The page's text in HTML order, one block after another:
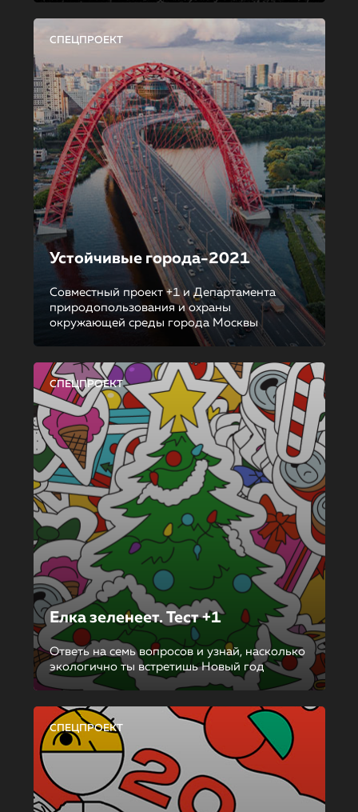
СПЕЦПРОЕКТ
Устойчивые города-2021
Совместный проект +1 и Департамента
природопользования и охраны
окружающей среды города Москвы
СПЕЦПРОЕКТ
Елка зеленеет. Тест +1
Ответь на семь вопросов и узнай, насколько
экологично ты встретишь Новый год
СПЕЦПРОЕКТ